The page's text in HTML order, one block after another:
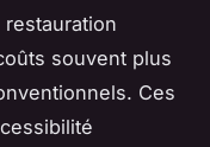
restauration
souvent plus
Ces